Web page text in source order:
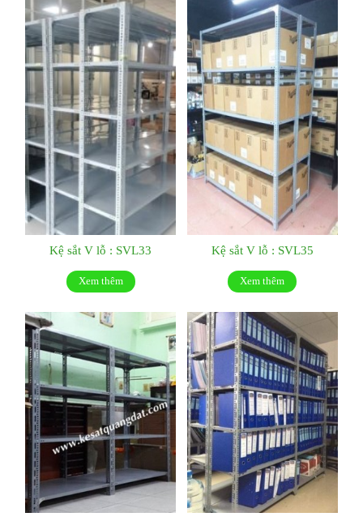
Kệ sắt V lỗ : SVL33
Xem thêm
Kệ sắt V lỗ : SVL35
Xem thêm